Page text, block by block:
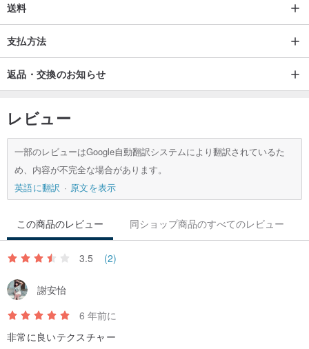
送料
支払方法
返品・交換のお知らせ
レビュー
一部のレビューはGoogle自動翻訳システムにより翻訳されているた
め、内容が不完全な場合があります。
英語に翻訳
原文を表示
この商品のレビュー 同ショップ商品のすべてのレビュー
3.5 (2)
謝安怡
6 年前に
非常に良いテクスチャー